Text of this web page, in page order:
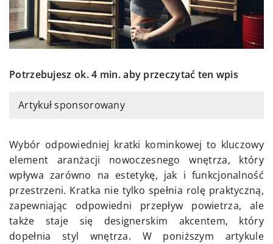
Potrzebujesz ok. 4 min. aby przeczytać ten wpis
Artykuł sponsorowany
Wybór odpowiedniej kratki kominkowej to kluczowy
element aranżacji nowoczesnego wnętrza, który
wpływa zarówno na estetykę, jak i funkcjonalność
przestrzeni. Kratka nie tylko spełnia rolę praktyczną,
zapewniając odpowiedni przepływ powietrza, ale
także staje się designerskim akcentem, który
dopełnia styl wnętrza. W poniższym artykule